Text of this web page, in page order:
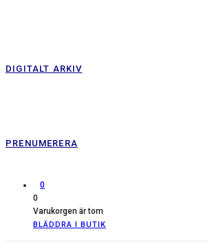
DIGITALT ARKIV
PRENUMERERA
0
0
Varukorgen är tom
BLÄDDRA I BUTIK